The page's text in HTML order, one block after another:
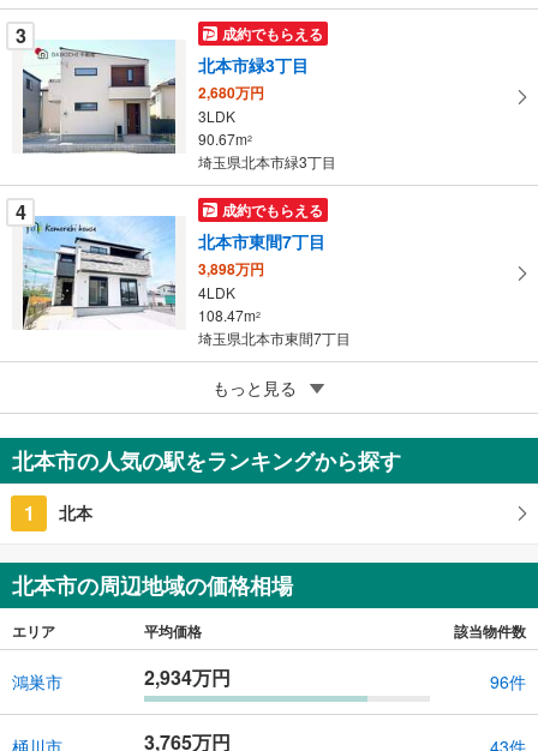
に
保
存
す
る
3 成約でもらえる
北本市緑3丁目
2,680万円
3LDK
90.67m2
埼玉県北本市緑3丁目
4 成約でもらえる
北本市東間7丁目
3,898万円
4LDK
108.47m2
埼玉県北本市東間7丁目
成約でもらえる
北本市西高尾4丁目
4,698万円
4LDK
もっと見る
北本市の人気の駅をランキングから探す
1 北本
北本市の周辺地域の価格相場
エリア 平均価格 該当物件数
鴻巣市 2,934万円 96件
3,765万円